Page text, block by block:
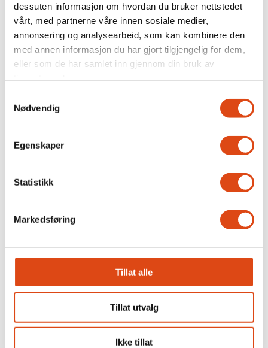
dessuten informasjon om hvordan du bruker nettstedet
vårt, med partnerne våre innen sosiale medier,
annonsering og analysearbeid, som kan kombinere den
med annen informasjon du har gjort tilgjengelig for dem,
eller som de har samlet inn gjennom din bruk av
Nødvendig
Egenskaper
Statistikk
Markedsføring
Tillat alle
Tillat utvalg
Ikke tillat
På høygir gjennom natten
Brudd i forhandlingene
for privat barnevern og
ideelle organisasjoner